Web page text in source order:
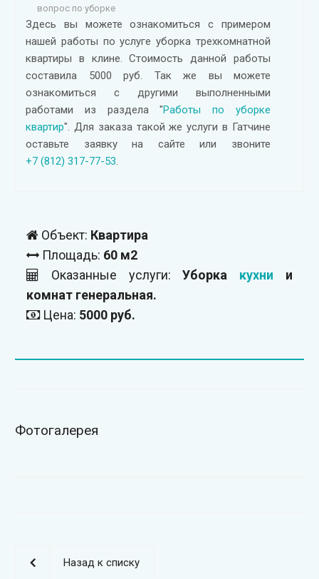
вопрос по уборке
Здесь вы можете ознакомиться с примером
нашей работы по услуге уборка трехкомнатной
квартиры в клине. Стоимость данной работы
составила 5000 руб. Так же вы можете
ознакомиться с другими выполненными
работами из раздела "Работы по уборке
квартир". Для заказа такой же услуги в Гатчине
оставьте заявку на сайте или звоните
+7 (812) 317-77-53.
Объект: Квартира
Площадь: 60 м2
Оказанные услуги:Уборка кухни и
комнат генеральная.
Цена: 5000 руб.
Фотогалерея
Назад к списку